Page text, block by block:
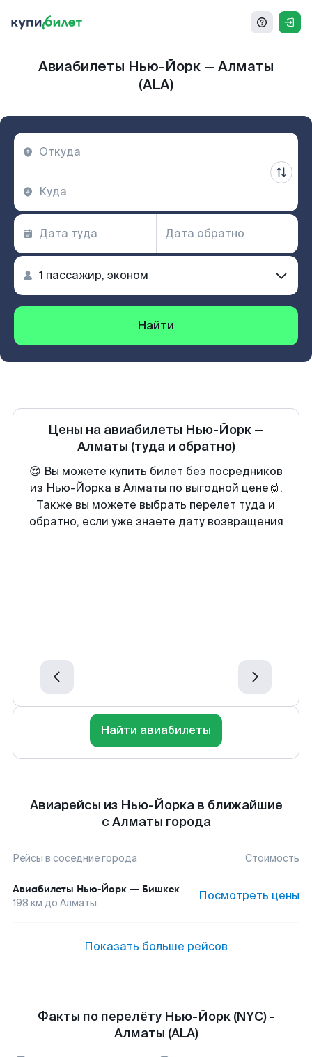
Авиабилеты Нью-Йорк — Алматы
(ALA)
Найти
Цены на авиабилеты Нью-Йорк —
Алматы (туда и обратно)
😍 Вы можете купить билет без посредников
из Нью-Йорка в Алматы по выгодной цене🙌.
Также вы можете выбрать перелет туда и
обратно, если уже знаете дату возвращения
Найти авиабилеты
Авиарейсы из Нью-Йорка в ближайшие
с Алматы города
Рейсы в соседние города Стоимость
Авиабилеты Нью-Йорк — Бишкек
198 км до Алматы Посмотреть цены
Показать больше рейсов
Факты по перелёту Нью-Йорк (NYC) -
Алматы (ALA)